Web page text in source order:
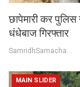
छापेमारी कर
धंधेबाज गिरफ्तार
SamridhSamachar Desk
MAIN SLIDER